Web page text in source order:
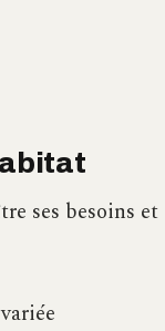
ses besoins et